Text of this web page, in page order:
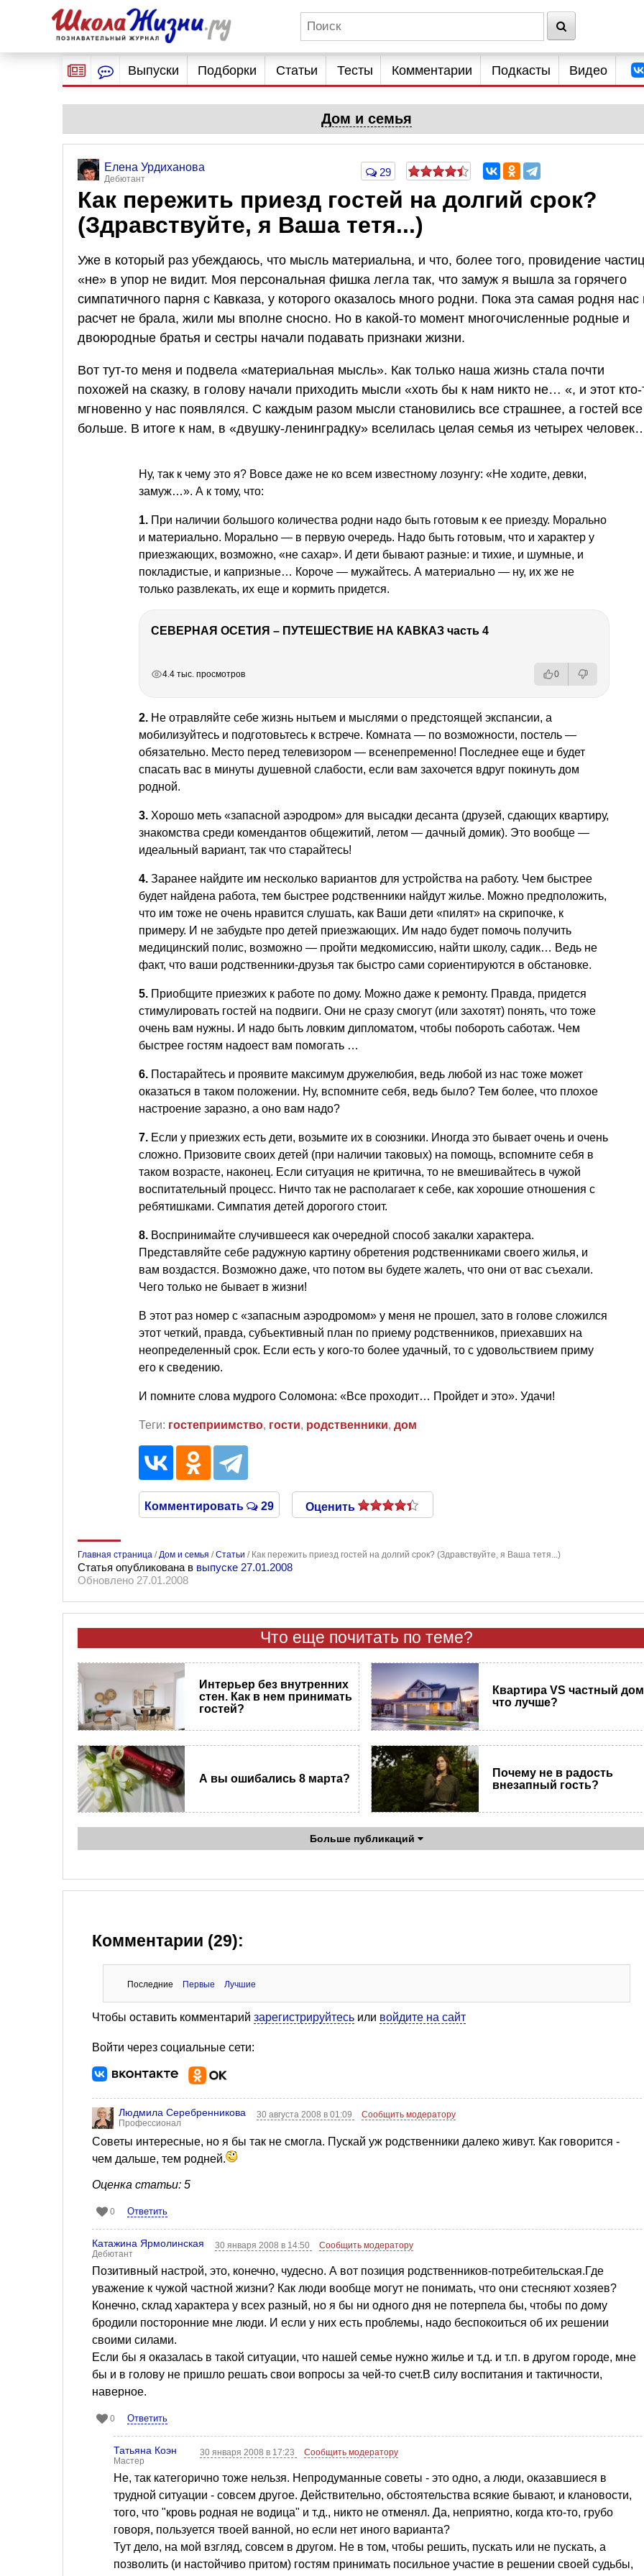
Выпуски Подборки Статьи Тесты Комментарии Подкасты Видео
Дом и семья
Елена Урдиханова
Дебютант
29
Как пережить приезд гостей на долгий срок?
(Здравствуйте, я Ваша тетя...)
Уже в который раз убеждаюсь, что мысль материальна, и что, более того, провидение
«не» в упор не видит. Моя персональная фишка легла так, что замуж я вышла за горячего
симпатичного парня с Кавказа, у которого оказалось много родни. Пока эта самая родня нас
расчет не брала, жили мы вполне сносно. Но в какой-то момент многочисленные родные и
двоюродные братья и сестры начали подавать признаки жизни.
Вот тут-то меня и подвела «материальная мысль». Как только наша жизнь стала почти
похожей на сказку, в голову начали приходить мысли «хоть бы к нам никто не… «, и этот кто-
мгновенно у нас появлялся. С каждым разом мысли становились все страшнее, а гостей все
больше. В итоге к нам, в «двушку-ленинградку» вселилась целая семья из четырех
Ну, так к чему это я? Вовсе даже не ко всем известному лозунгу: «Не ходите, девки,
замуж…». А к тому, что:
1. При наличии большого количества родни надо быть готовым к ее приезду. Морально
и материально. Морально — в первую очередь. Надо быть готовым, что и характер у
приезжающих, возможно, «не сахар». И дети бывают разные: и тихие, и шумные, и
покладистые, и капризные… Короче — мужайтесь. А материально — ну, их же не
только развлекать, их еще и кормить придется.
СЕВЕРНАЯ ОСЕТИЯ – ПУТЕШЕСТВИЕ НА КАВКАЗ часть 4
4.4 тыс. просмотров 0
2. Не отравляйте себе жизнь нытьем и мыслями о предстоящей экспансии, а
мобилизуйтесь и подготовьтесь к встрече. Комната — по возможности, постель —
обязательно. Место перед телевизором — всенепременно! Последнее еще и будет
спасать вас в минуты душевной слабости, если вам захочется вдруг покинуть дом
родной.
3. Хорошо меть «запасной аэродром» для высадки десанта (друзей, сдающих квартиру,
знакомства среди комендантов общежитий, летом — дачный домик). Это вообще —
идеальный вариант, так что старайтесь!
4. Заранее найдите им несколько вариантов для устройства на работу. Чем быстрее
будет найдена работа, тем быстрее родственники найдут жилье. Можно предположить,
что им тоже не очень нравится слушать, как Ваши дети «пилят» на скрипочке, к
примеру. И не забудьте про детей приезжающих. Им надо будет помочь получить
медицинский полис, возможно — пройти медкомиссию, найти школу, садик… Ведь не
факт, что ваши родственники-друзья так быстро сами сориентируются в обстановке.
5. Приобщите приезжих к работе по дому. Можно даже к ремонту. Правда, придется
стимулировать гостей на подвиги. Они не сразу смогут (или захотят) понять, что тоже
очень вам нужны. И надо быть ловким дипломатом, чтобы побороть саботаж. Чем
быстрее гостям надоест вам помогать …
6. Постарайтесь и проявите максимум дружелюбия, ведь любой из нас тоже может
оказаться в таком положении. Ну, вспомните себя, ведь было? Тем более, что плохое
настроение заразно, а оно вам надо?
7. Если у приезжих есть дети, возьмите их в союзники. Иногда это бывает очень и очень
сложно. Призовите своих детей (при наличии таковых) на помощь, вспомните себя в
таком возрасте, наконец. Если ситуация не критична, то не вмешивайтесь в чужой
воспитательный процесс. Ничто так не располагает к себе, как хорошие отношения с
ребятишками. Симпатия детей дорогого стоит.
8. Воспринимайте случившееся как очередной способ закалки характера.
Представляйте себе радужную картину обретения родственниками своего жилья, и
вам воздастся. Возможно даже, что потом вы будете жалеть, что они от вас съехали.
Чего только не бывает в жизни!
В этот раз номер с «запасным аэродромом» у меня не прошел, зато в голове сложился
этот четкий, правда, субъективный план по приему родственников, приехавших на
неопределенный срок. Если есть у кого-то более удачный, то с удовольствием приму
его к сведению.
И помните слова мудрого Соломона: «Все проходит… Пройдет и это». Удачи!
Теги: гостеприимство, гости, родственники, дом
Комментировать 29 Оценить
Главная страница / Дом и семья /Статьи / Как пережить приезд гостей на долгий срок? (Здравствуйте, я Ваша тетя...)
Статья опубликована в выпуске 27.01.2008
Обновлено 27.01.2008
Что еще почитать по теме?
Интерьер без внутренних
стен. Как в нем принимать
гостей?
Квартира VS частный
что лучше?
А вы ошибались 8 марта?
Почему не в радость
внезапный гость?
Больше публикаций
Комментарии (29):
Последние Первые Лучшие
Чтобы оставить комментарий зарегистрируйтесь или войдите на сайт
Войти через социальные сети:
Людмила Серебренникова
Профессионал
30 августа 2008 в 01:09 Сообщить модератору
Советы интересные, но я бы так не смогла. Пускай уж родственники далеко живут. Как говорится -
чем дальше, тем родней.
Оценка статьи: 5
0 Ответить
Катажина Ярмолинская
Дебютант
30 января 2008 в 14:50 Сообщить модератору
Позитивный настрой, это, конечно, чудесно. А вот позиция родственников-потребительская.Где
уважение к чужой частной жизни? Как люди вообще могут не понимать, что они стесняют хозяев?
Конечно, склад характера у всех разный, но я бы ни одного дня не потерпела бы, чтобы по дому
бродили посторонние мне люди. И если у них есть проблемы, надо беспокоиться об их решении
своими силами.
Если бы я оказалась в такой ситуации, что нашей семье нужно жилье и т.д. и т.п. в другом городе, мне
бы и в голову не пришло решать свои вопросы за чей-то счет.В силу воспитания и тактичности,
наверное.
0 Ответить
Татьяна Коэн
Мастер
30 января 2008 в 17:23 Сообщить модератору
Не, так категорично тоже нельзя. Непродуманные советы - это одно, а люди, оказавшиеся в
трудной ситуации - совсем другое. Действительно, обстоятельства всякие бывают, и клановости,
того, что "кровь родная не водица" и т.д., никто не отменял. Да, неприятно, когда кто-то, грубо
говоря, пользуется твоей ванной, но если нет иного варианта?
Тут дело, на мой взгляд, совсем в другом. Не в том, чтобы решить, пускать или не пускать, а
позволить (и настойчиво притом) гостям принимать посильное участие в решении своей судьбы,